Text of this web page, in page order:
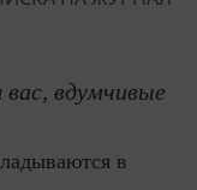
вдумчивые
в